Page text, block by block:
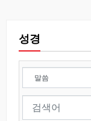
성경